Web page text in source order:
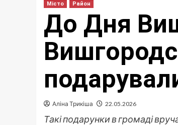
Місто Район
До Дня
Аліна Трикіша 22.05.2026
Такі подарунки в громаді